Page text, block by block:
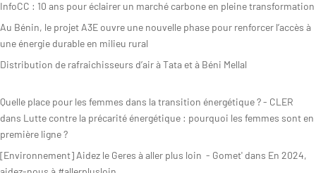
InfoCC : 10 ans pour éclairer un marché carbone en pleine transformation
Au Bénin, le projet A3E ouvre une nouvelle phase pour renforcer l’accès à
une énergie durable en milieu rural
Distribution de rafraichisseurs d’air à Tata et à Béni Mellal
Quelle place pour les femmes dans la transition énergétique ? - CLER
dans Lutte contre la précarité énergétique : pourquoi les femmes sont en
première ligne ?
[Environnement] Aidez le Geres à aller plus loin - Gomet' dans En 2024,